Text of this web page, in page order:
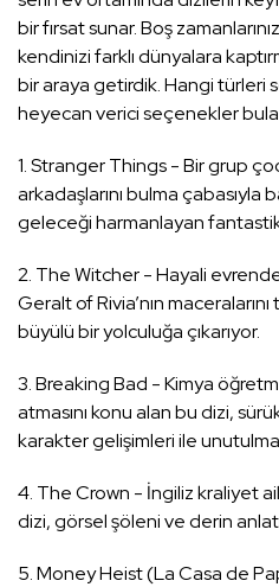
bir fırsat sunar. Boş
kendinizi farklı dünyalara
bir araya getirdik. Hangi türleri
heyecan verici seçenekler
1. Stranger Things - Bir grup
arkadaşlarını bulma çabasıyla
geleceği harmanlayan
2. The Witcher - Hayali
Geralt of Rivia’nın
büyülü bir yolculuğa çıkarıyor.
3. Breaking Bad - Kimya
atmasını konu alan bu dizi,
karakter gelişimleri ile
4. The Crown - İngiliz kraliyet
dizi, görsel şöleni ve derin
5. Money Heist (La Casa de